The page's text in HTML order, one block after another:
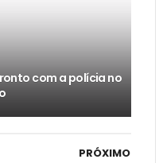
com a polícia no
PRÓXIMO